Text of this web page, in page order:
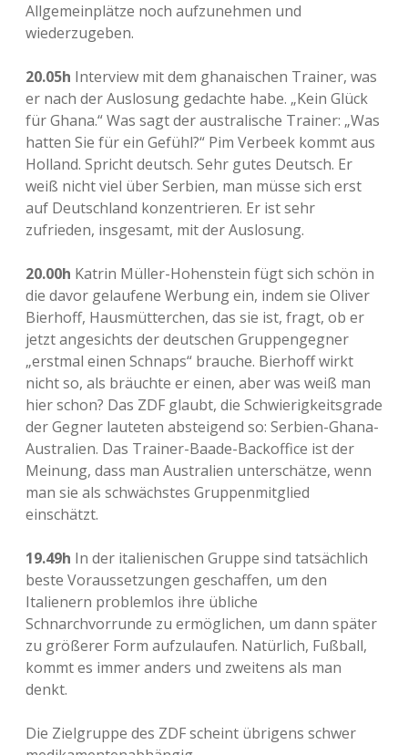
Allgemeinplätze noch aufzunehmen und
wiederzugeben.
20.05h Interview mit dem ghanaischen Trainer, was
er nach der Auslosung gedachte habe. „Kein Glück
für Ghana.“ Was sagt der australische Trainer: „Was
hatten Sie für ein Gefühl?“ Pim Verbeek kommt aus
Holland. Spricht deutsch. Sehr gutes Deutsch. Er
weiß nicht viel über Serbien, man müsse sich erst
auf Deutschland konzentrieren. Er ist sehr
zufrieden, insgesamt, mit der Auslosung.
20.00h Katrin Müller-Hohenstein fügt sich schön in
die davor gelaufene Werbung ein, indem sie Oliver
Bierhoff, Hausmütterchen, das sie ist, fragt, ob er
jetzt angesichts der deutschen Gruppengegner
„erstmal einen Schnaps“ brauche. Bierhoff wirkt
nicht so, als bräuchte er einen, aber was weiß man
hier schon? Das ZDF glaubt, die Schwierigkeitsgrade
der Gegner lauteten absteigend so: Serbien-Ghana-
Australien. Das Trainer-Baade-Backoffice ist der
Meinung, dass man Australien unterschätze, wenn
man sie als schwächstes Gruppenmitglied
einschätzt.
19.49h In der italienischen Gruppe sind tatsächlich
beste Voraussetzungen geschaffen, um den
Italienern problemlos ihre übliche
Schnarchvorrunde zu ermöglichen, um dann später
zu größerer Form aufzulaufen. Natürlich, Fußball,
kommt es immer anders und zweitens als man
denkt.
Die Zielgruppe des ZDF scheint übrigens schwer